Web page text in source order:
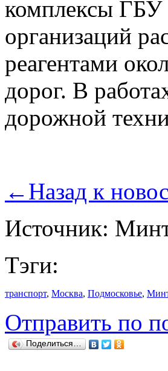
комплексы
организаций
реагентами
дорог. В
дорожной
← Назад к
Источник:
Тэги:
транспорт, Москва, Подмосковье,
Отправить по
Поделиться…